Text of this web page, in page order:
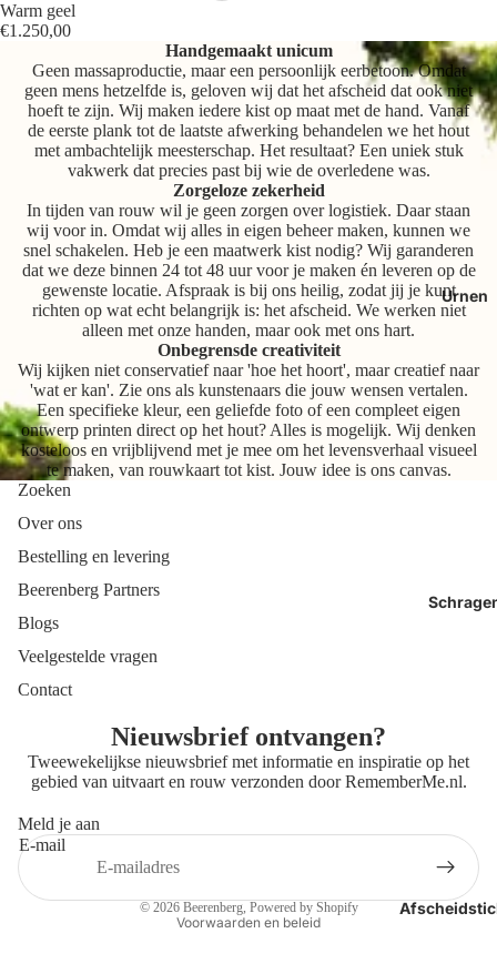
Urnen
Warm geel
€1.250,00
Handgemaakt unicum
Geen massaproductie, maar een persoonlijk eerbetoon. Omdat
geen mens hetzelfde is, geloven wij dat het afscheid dat ook niet
hoeft te zijn. Wij maken iedere kist op maat met de hand. Vanaf
de eerste plank tot de laatste afwerking behandelen we het hout
met ambachtelijk meesterschap. Het resultaat? Een uniek stuk
vakwerk dat precies past bij wie de overledene was.
Zorgeloze zekerheid
In tijden van rouw wil je geen zorgen over logistiek. Daar staan
wij voor in. Omdat wij alles in eigen beheer maken, kunnen we
snel schakelen. Heb je een maatwerk kist nodig? Wij garanderen
dat we deze binnen 24 tot 48 uur voor je maken én leveren op de
gewenste locatie. Afspraak is bij ons heilig, zodat jij je kunt
richten op wat echt belangrijk is: het afscheid. We werken niet
alleen met onze handen, maar ook met ons hart.
Onbegrensde creativiteit
Wij kijken niet conservatief naar 'hoe het hoort', maar creatief naar
'wat er kan'. Zie ons als kunstenaars die jouw wensen vertalen.
Een specifieke kleur, een geliefde foto of een compleet eigen
ontwerp printen direct op het hout? Alles is mogelijk. Wij denken
kosteloos en vrijblijvend met je mee om het levensverhaal visueel
te maken, van rouwkaart tot kist. Jouw idee is ons canvas.
Zoeken
Over ons
Bestelling en levering
Beerenberg Partners
Blogs
Veelgestelde vragen
Contact
Nieuwsbrief ontvangen?
Tweewekelijkse nieuwsbrief met informatie en inspiratie op het
gebied van uitvaart en rouw verzonden doorRememberMe.nl.
Meld je aan
E-mail
© 2026 Beerenberg, Powered by Shopify
Voorwaarden en beleid